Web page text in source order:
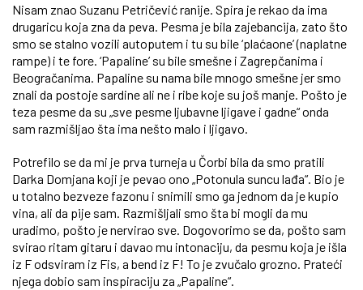
Nisam znao Suzanu Petričević ranije. Spira je rekao da ima
drugaricu koja zna da peva. Pesma je bila zajebancija, zato što
smo se stalno vozili autoputem i tu su bile ‘plaćaone’ (naplatne
rampe) i te fore. ‘Papaline’ su bile smešne i Zagrepčanima i
Beogračanima. Papaline su nama bile mnogo smešne jer smo
znali da postoje sardine ali ne i ribe koje su još manje. Pošto je
teza pesme da su „sve pesme ljubavne ljigave i gadne“ onda
sam razmišljao šta ima nešto malo i ljigavo.
Potrefilo se da mi je prva turneja u Čorbi bila da smo pratili
Darka Domjana koji je pevao ono „Potonula suncu lađa“. Bio je
u totalno bezveze fazonu i snimili smo ga jednom da je kupio
vina, ali da pije sam. Razmišljali smo šta bi mogli da mu
uradimo, pošto je nervirao sve. Dogovorimo se da, pošto sam
svirao ritam gitaru i davao mu intonaciju, da pesmu koja je išla
iz F odsviram iz Fis, a bend iz F! To je zvučalo grozno. Prateći
njega dobio sam inspiraciju za „Papaline“.